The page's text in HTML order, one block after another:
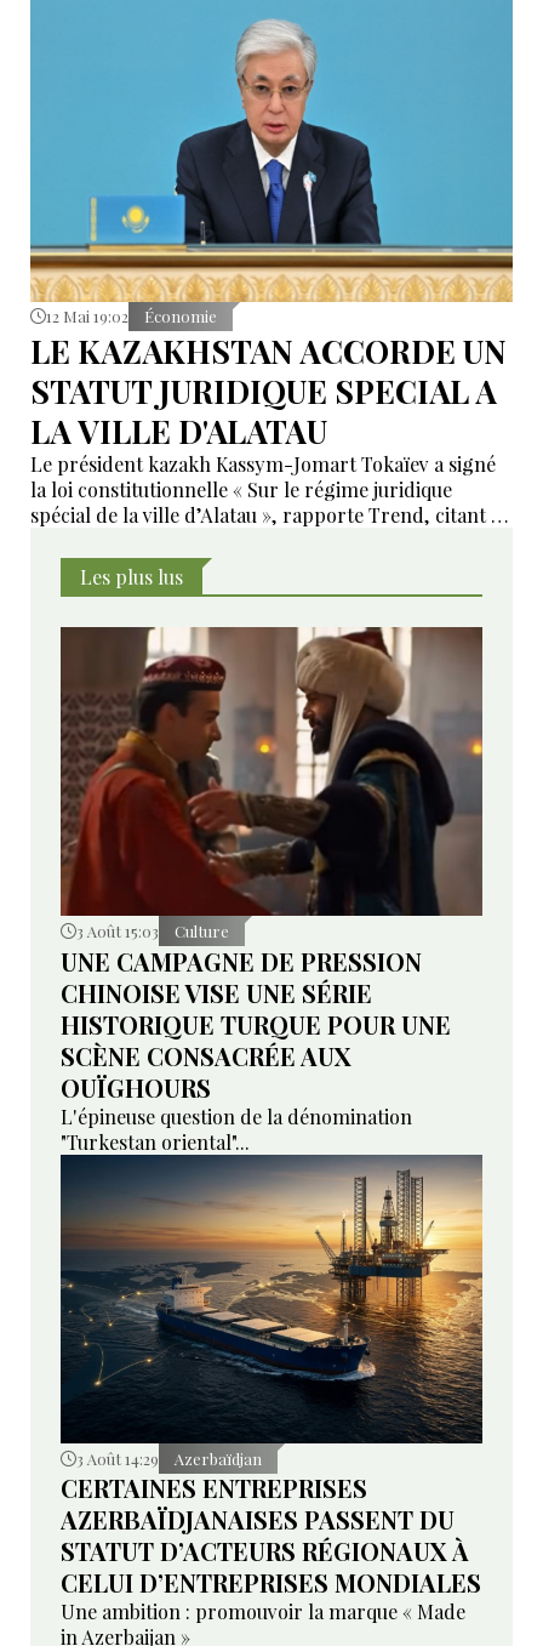
mobilité aérienne urbaine.
12 Mai 19:02 Économie
LE KAZAKHSTAN ACCORDE UN
STATUT JURIDIQUE SPECIAL A
LA VILLE D'ALATAU
Le président kazakh Kassym-Jomart Tokaïev a signé
la loi constitutionnelle « Sur le régime juridique
spécial de la ville d’Alatau », rapporte Trend, citant le
Les plus lus
3 Août 15:03 Culture
UNE CAMPAGNE DE PRESSION
CHINOISE VISE UNE SÉRIE
HISTORIQUE TURQUE POUR UNE
SCÈNE CONSACRÉE AUX
OUÏGHOURS
L'épineuse question de la dénomination
"Turkestan oriental"...
3 Août 14:29 Azerbaïdjan
CERTAINES ENTREPRISES
AZERBAÏDJANAISES PASSENT DU
STATUT D’ACTEURS RÉGIONAUX À
CELUI D’ENTREPRISES MONDIALES
Une ambition : promouvoir la marque « Made
in Azerbaijan »